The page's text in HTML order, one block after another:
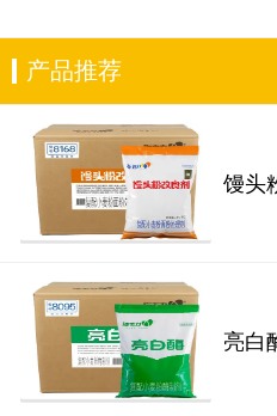
产品推荐
馒头
亮白